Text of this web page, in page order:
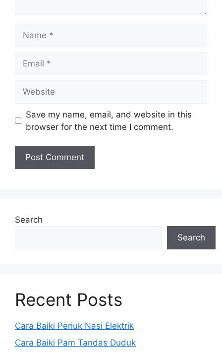
Save my name, email, and website in this
browser for the next time I comment.
Search
Search
Recent Posts
Cara Baiki Periuk Nasi Elektrik
Cara Baiki Pam Tandas Duduk